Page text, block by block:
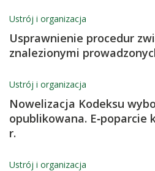
Ustrój i organizacja
Usprawnienie procedur
znalezionymi
Ustrój i organizacja
Nowelizacja Kodeksu
opublikowana. E‑poparcie
r.
Ustrój i organizacja